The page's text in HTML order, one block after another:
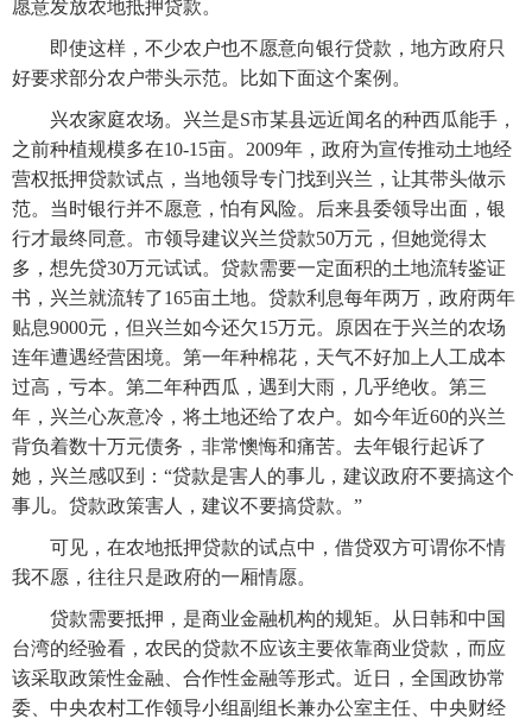
愿意发放农地抵押贷款。
即使这样，不少农户也不愿意向银行贷款，地方政府只
好要求部分农户带头示范。比如下面这个案例。
兴农家庭农场。兴兰是S市某县远近闻名的种西瓜能手，
之前种植规模多在10-15亩。2009年，政府为宣传推动土地经
营权抵押贷款试点，当地领导专门找到兴兰，让其带头做示
范。当时银行并不愿意，怕有风险。后来县委领导出面，银
行才最终同意。市领导建议兴兰贷款50万元，但她觉得太
多，想先贷30万元试试。贷款需要一定面积的土地流转鉴证
书，兴兰就流转了165亩土地。贷款利息每年两万，政府两年
贴息9000元，但兴兰如今还欠15万元。原因在于兴兰的农场
连年遭遇经营困境。第一年种棉花，天气不好加上人工成本
过高，亏本。第二年种西瓜，遇到大雨，几乎绝收。第三
年，兴兰心灰意冷，将土地还给了农户。如今年近60的兴兰
背负着数十万元债务，非常懊悔和痛苦。去年银行起诉了
她，兴兰感叹到：“贷款是害人的事儿，建议政府不要搞这个
事儿。贷款政策害人，建议不要搞贷款。”
可见，在农地抵押贷款的试点中，借贷双方可谓你不情
我不愿，往往只是政府的一厢情愿。
贷款需要抵押，是商业金融机构的规矩。从日韩和中国
台湾的经验看，农民的贷款不应该主要依靠商业贷款，而应
该采取政策性金融、合作性金融等形式。近日，全国政协常
委、中央农村工作领导小组副组长兼办公室主任、中央财经